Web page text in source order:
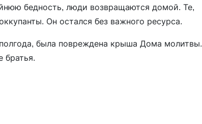
бедность, люди возвращаются домой. Те,
Он остался без важного ресурса.
была повреждена крыша Дома молитвы.
братья.